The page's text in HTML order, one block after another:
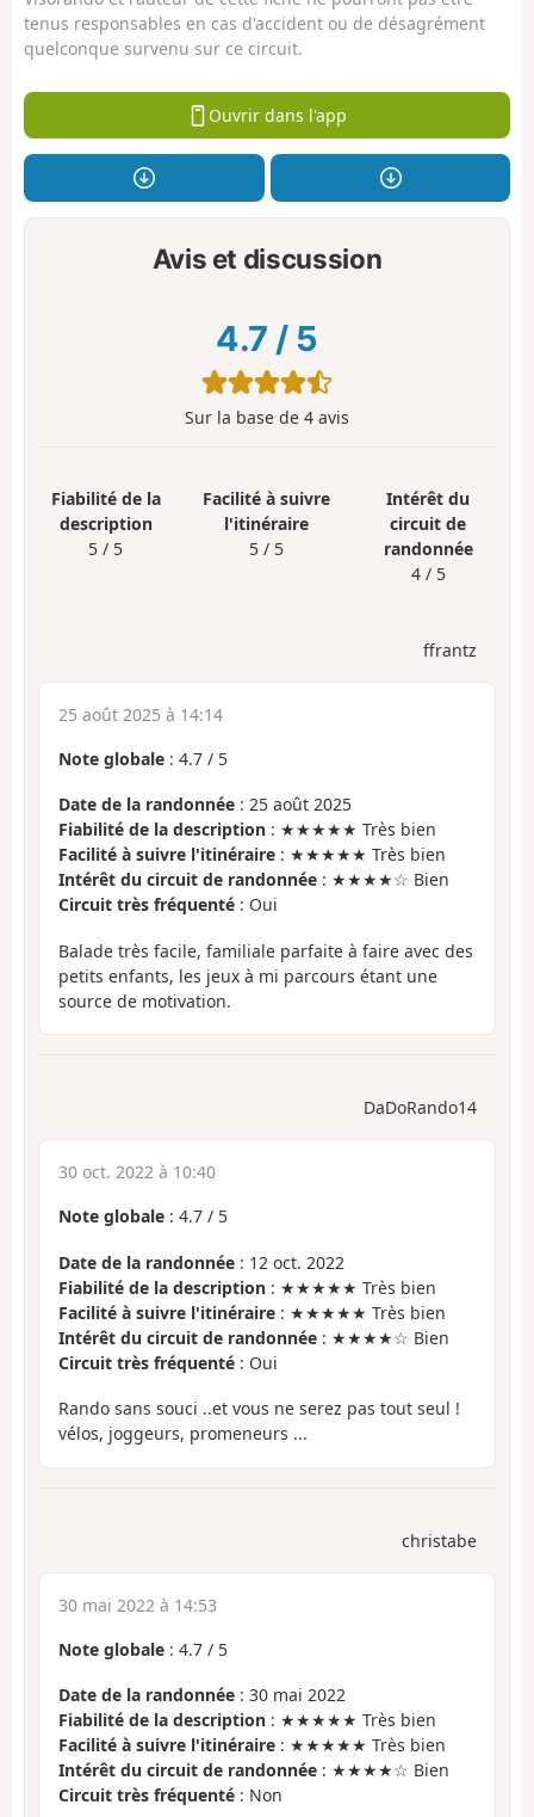
tenus responsables en cas d'accident ou de désagrément
quelconque survenu sur ce circuit.
Ouvrir dans l'app
Avis et discussion
4.7 / 5
Sur la base de 4 avis
Fiabilité de la
description
5 / 5
Facilité à suivre
l'itinéraire
5 / 5
Intérêt du
circuit de
randonnée
4 / 5
ffrantz
25 août 2025 à 14:14
Note globale : 4.7 / 5
Date de la randonnée : 25 août 2025
Fiabilité de la description : ★★★★★ Très bien
Facilité à suivre l'itinéraire : ★★★★★ Très bien
Intérêt du circuit de randonnée : ★★★★☆ Bien
Circuit très fréquenté : Oui
Balade très facile, familiale parfaite à faire avec des
petits enfants, les jeux à mi parcours étant une
source de motivation.
DaDoRando14
30 oct. 2022 à 10:40
Note globale : 4.7 / 5
Date de la randonnée : 12 oct. 2022
Fiabilité de la description : ★★★★★ Très bien
Facilité à suivre l'itinéraire : ★★★★★ Très bien
Intérêt du circuit de randonnée : ★★★★☆ Bien
Circuit très fréquenté : Oui
Rando sans souci ..et vous ne serez pas tout seul !
vélos, joggeurs, promeneurs ...
christabe
30 mai 2022 à 14:53
Note globale : 4.7 / 5
Date de la randonnée : 30 mai 2022
Fiabilité de la description : ★★★★★ Très bien
Facilité à suivre l'itinéraire : ★★★★★ Très bien
Intérêt du circuit de randonnée : ★★★★☆ Bien
Circuit très fréquenté : Non